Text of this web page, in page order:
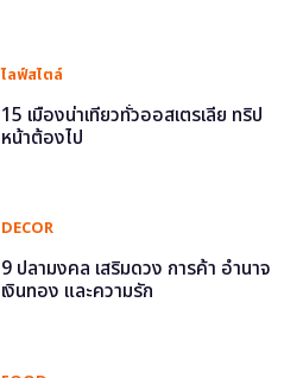
ไลฟ์สไตล์
15 เมืองน่าเที่ยวทั่วออสเตรเลีย ทริป
หน้าต้องไป
DECOR
9 ปลามงคล เสริมดวง การค้า อำนาจ
เงินทอง และความรัก